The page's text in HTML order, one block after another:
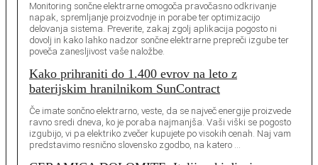
Monitoring sončne elektrarne omogoča pravočasno odkrivanje
napak, spremljanje proizvodnje in porabe ter optimizacijo
delovanja sistema. Preverite, zakaj zgolj aplikacija pogosto ni
dovolj in kako lahko nadzor sončne elektrarne prepreči izgube ter
poveča zanesljivost vaše naložbe.
Kako prihraniti do 1.400 evrov na leto z
baterijskim hranilnikom SunContract
Če imate sončno elektrarno, veste, da se največ energije proizvede
ravno sredi dneva, ko je poraba najmanjša. Vaši viški se pogosto
izgubijo, vi pa elektriko zvečer kupujete po visokih cenah. Naj vam
predstavimo resnično slovensko zgodbo, na katero …